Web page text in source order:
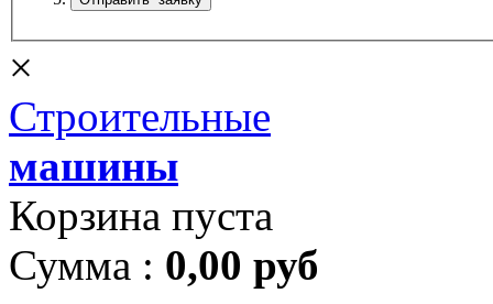
×
Строительные
машины
Корзина пуста
Сумма : 0,00 руб